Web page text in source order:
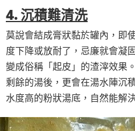
4. 沉積難清洗
莫說會結成膏狀黏於罐內，即
度下降或放耐了，忌廉就會凝
變成俗稱「起皮」的渣滓效果
剩餘的湯後，更會在湯水陣沉
水度高的粉狀湯底，自然能解